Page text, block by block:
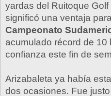
yardas del Ruitoque
significó una ventaja
Campeonato
acumulado récord de 10
confianza este fin de
Arizabaleta ya había
dos ocasiones. Fue